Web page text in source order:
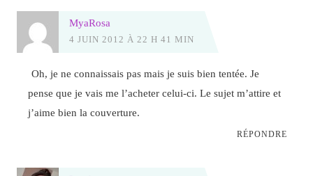
MyaRosa
4 JUIN 2012 À 22 H 41 MIN
Oh, je ne connaissais pas mais je suis bien tentée. Je
pense que je vais me l’acheter celui-ci. Le sujet m’attire et
j’aime bien la couverture.
RÉPONDRE